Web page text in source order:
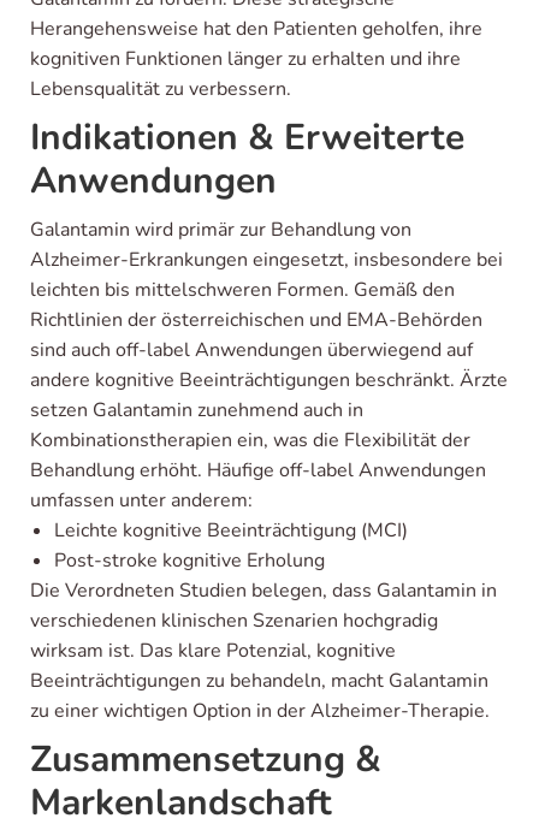
Herangehensweise hat den Patienten geholfen, ihre
kognitiven Funktionen länger zu erhalten und ihre
Lebensqualität zu verbessern.
Indikationen & Erweiterte
Anwendungen
Galantamin wird primär zur Behandlung von
Alzheimer-Erkrankungen eingesetzt, insbesondere bei
leichten bis mittelschweren Formen. Gemäß den
Richtlinien der österreichischen und EMA-Behörden
sind auch off-label Anwendungen überwiegend auf
andere kognitive Beeinträchtigungen beschränkt. Ärzte
setzen Galantamin zunehmend auch in
Kombinationstherapien ein, was die Flexibilität der
Behandlung erhöht. Häufige off-label Anwendungen
umfassen unter anderem:
Leichte kognitive Beeinträchtigung (MCI)
Post-stroke kognitive Erholung
Die Verordneten Studien belegen, dass Galantamin in
verschiedenen klinischen Szenarien hochgradig
wirksam ist. Das klare Potenzial, kognitive
Beeinträchtigungen zu behandeln, macht Galantamin
zu einer wichtigen Option in der Alzheimer-Therapie.
Zusammensetzung &
Markenlandschaft